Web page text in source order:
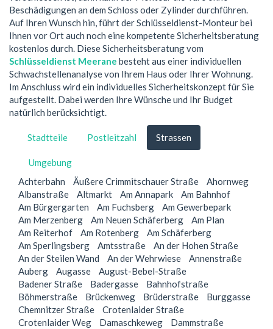
Beschädigungen an dem Schloss oder Zylinder durchführen.
Auf Ihren Wunsch hin, führt der Schlüsseldienst-Monteur bei
Ihnen vor Ort auch noch eine kompetente Sicherheitsberatung
kostenlos durch. Diese Sicherheitsberatung vom
Schlüsseldienst Meerane besteht aus einer individuellen
Schwachstellenanalyse von Ihrem Haus oder Ihrer Wohnung.
Im Anschluss wird ein individuelles Sicherheitskonzept für Sie
aufgestellt. Dabei werden Ihre Wünsche und Ihr Budget
natürlich berücksichtigt.
Stadtteile Postleitzahl Strassen
Umgebung
Achterbahn
Äußere Crimmitschauer Straße
Ahornweg
Albanstraße
Altmarkt Am Annapark
Am Bahnhof
Am Bürgergarten
Am Fuchsberg
Am Gewerbepark
Am Merzenberg
Am Neuen Schäferberg
Am Plan
Am Reiterhof
Am Rotenberg
Am Schäferberg
Am Sperlingsberg
Amtsstraße
An der Hohen Straße
An der Steilen Wand
An der Wehrwiese
Annenstraße
Auberg
Augasse
August-Bebel-Straße
Badener Straße
Badergasse
Bahnhofstraße
Böhmerstraße
Brückenweg Brüderstraße
Burggasse
Chemnitzer Straße
Crotenlaider Straße
Crotenlaider Weg
Damaschkeweg
Dammstraße